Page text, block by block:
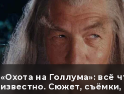
«Охота на Голлума»: всё
известно. Сюжет, съёмки,